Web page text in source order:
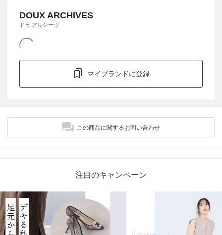
DOUX ARCHIVES
ドゥ アルシーヴ
マイブランドに登録
この商品に関するお問い合わせ
注目のキャンペーン